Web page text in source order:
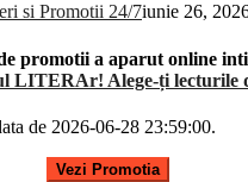
si Promotii 24/7iunie 26,
promotii a aparut online
LITERAr! Alege-ți lecturile
de 2026-06-28 23:59:00.
Vezi Promotia